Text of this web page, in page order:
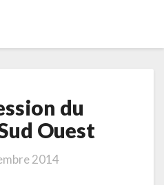
du
journal
Sud
du
Ouest
2014